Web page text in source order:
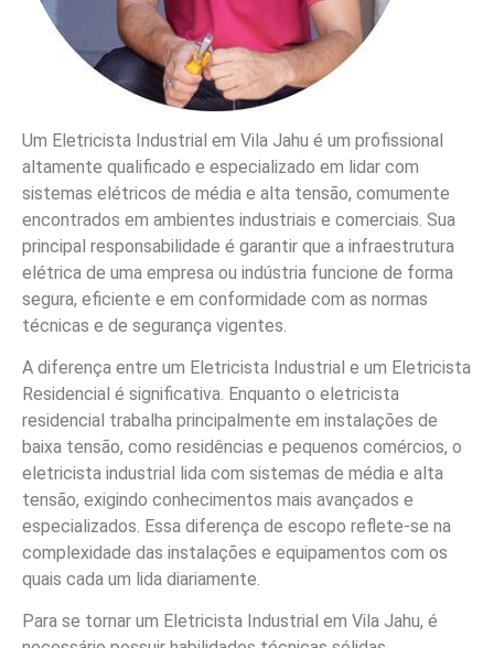
Um Eletricista Industrial em Vila Jahu é um profissional
altamente qualificado e especializado em lidar com
sistemas elétricos de média e alta tensão, comumente
encontrados em ambientes industriais e comerciais. Sua
principal responsabilidade é garantir que a infraestrutura
elétrica de uma empresa ou indústria funcione de forma
segura, eficiente e em conformidade com as normas
técnicas e de segurança vigentes.
A diferença entre um Eletricista Industrial e um Eletricista
Residencial é significativa. Enquanto o eletricista
residencial trabalha principalmente em instalações de
baixa tensão, como residências e pequenos comércios, o
eletricista industrial lida com sistemas de média e alta
tensão, exigindo conhecimentos mais avançados e
especializados. Essa diferença de escopo reflete-se na
complexidade das instalações e equipamentos com os
quais cada um lida diariamente.
Para se tornar um Eletricista Industrial em Vila Jahu, é